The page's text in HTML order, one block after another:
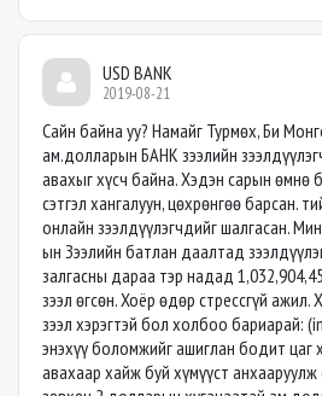
USD BANK
2019-08-21
Сайн байна уу? Намайг Турмөх, Би
ам.долларын БАНК зээлийн
авахыг хүсч байна. Хэдэн сарын өмнө
сэтгэл хангалуун, цөхрөнгөө барсан.
онлайн зээлдүүлэгчдийг шалгасан.
ын Зээлийн батлан даалтад
залгасны дараа тэр надад
зээл өгсөн. Хоёр өдөр стрессгүй ажил.
зээл хэрэгтэй бол холбоо бариарай: (
энэхүү боломжийг ашиглан бодит цаг
авахаар хайж буй хүмүүст анхааруулж